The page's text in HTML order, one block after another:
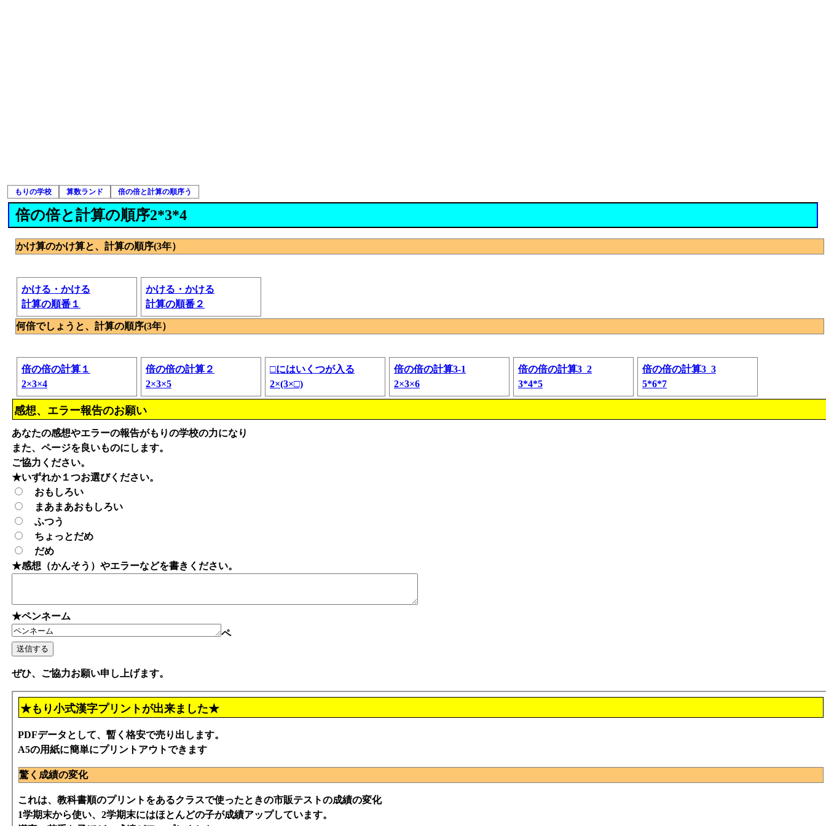
もりの学校 算数ランド 倍の倍と計算の順序う
倍の倍と計算の順序2*3*4
かけ算のかけ算と、計算の順序(3年）
かける・かける
計算の順番１
かける・かける
計算の順番２
何倍でしょうと、計算の順序(3年）
倍の倍の計算１
2×3×4
倍の倍の計算２
2×3×5
□にはいくつが入る
2×(3×□)
倍の倍の計算3-1
2×3×6
倍の倍の計算3_2
3*4*5
倍の倍の計算3_3
5*6*7
感想、エラー報告のお願い
あなたの感想やエラーの報告がもりの学校の力になり
また、ページを良いものにします。
ご協力ください。
★いずれか１つお選びください。
おもしろい
まあまあおもしろい
ふつう
ちょっとだめ
だめ
★感想（かんそう）やエラーなどを書きください。
★ペンネーム
ペ
ぜひ、ご協力お願い申し上げます。